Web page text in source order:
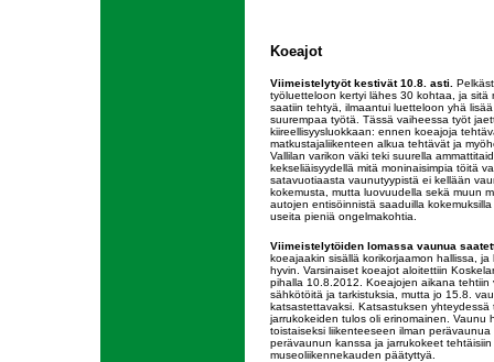
Koeajot
Viimeistelytyöt kestivät 10.8. asti.
työluetteloon kertyi lähes 30 kohtaa, ja sitä
saatiin tehtyä, ilmaantui luetteloon yhä
suurempaa työtä. Tässä vaiheessa työt
kiireellisyysluokkaan: ennen koeajoja
matkustajaliikenteen alkua tehtävät ja
Vallilan varikon väki teki suurella
kekseliäisyydellä mitä moninaisimpia töitä
satavuotiaasta vaunutyypistä ei kellään
kokemusta, mutta luovuudella sekä muun
autojen entisöinnistä saaduilla
useita pieniä ongelmakohtia.
Viimeistelytöiden lomassa vaunua
koeajaakin sisällä korikorjaamon hallissa, ja
hyvin. Varsinaiset koeajot aloitettiin
pihalla 10.8.2012. Koeajojen aikana tehtiin
sähkötöitä ja tarkistuksia, mutta jo 15.8.
katsastettavaksi. Katsastuksen yhteydessä
jarrukokeiden tulos oli erinomainen. Vaunu
toistaiseksi liikenteeseen ilman perävaunua
perävaunun kanssa ja jarrukokeet
museoliikennekauden päätyttyä.